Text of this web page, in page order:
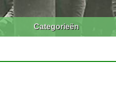
Categorieën